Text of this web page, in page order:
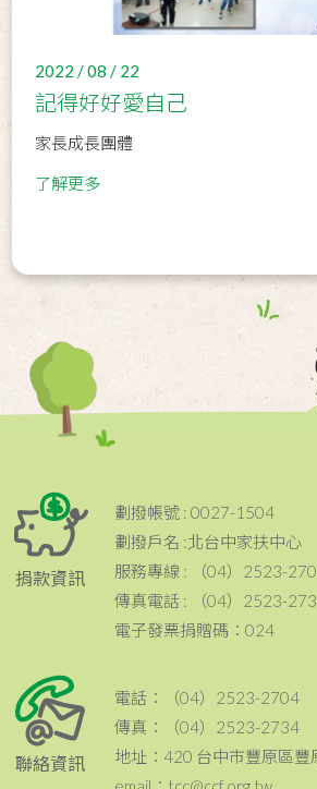
2022 / 08 / 22
記得好好愛自己
家長成長團體
了解更多
捐款資訊
劃撥帳號 : 0027-1504
劃撥戶名 :北台中家扶中心
服務專線 : （04）2523-
傳真電話 : （04）2523-
電子發票捐贈碼：024
聯絡資訊
電話：（04）2523-2704
傳真：（04）2523-2734
地址：420 台中市豐原區